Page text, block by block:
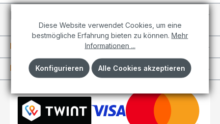
Individuelle Projekte
Informationen
Kundenkonto
Diese Website verwendet Cookies, um eine
bestmögliche Erfahrung bieten zu können. Mehr
Informationen ...
Konfigurieren Alle Cookies akzeptieren